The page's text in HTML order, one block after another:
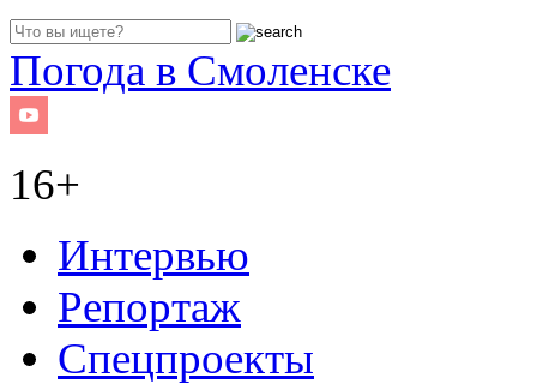
Погода в Смоленске
16+
Интервью
Репортаж
Спецпроекты